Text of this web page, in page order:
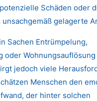
Schäden oder
gelagerte
Sachen Entrümpelung,
oder
jedoch viele
Menschen den
der hinter solchen